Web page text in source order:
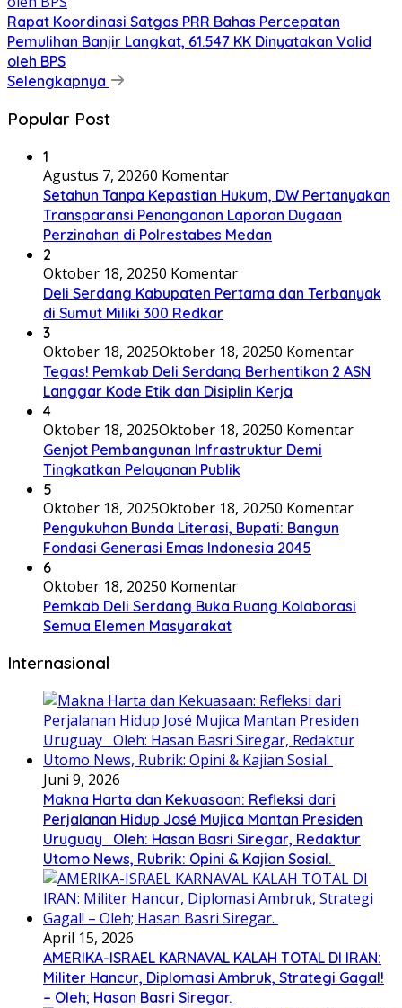
Rapat Koordinasi Satgas PRR Bahas Percepatan
Pemulihan Banjir Langkat, 61.547 KK Dinyatakan Valid
oleh BPS
Selengkapnya
Popular Post
1
Agustus 7, 20260 Komentar
Setahun Tanpa Kepastian Hukum, DW Pertanyakan
Transparansi Penanganan Laporan Dugaan
Perzinahan di Polrestabes Medan
2
Oktober 18, 20250 Komentar
Deli Serdang Kabupaten Pertama dan Terbanyak
di Sumut Miliki 300 Redkar
3
Oktober 18, 2025Oktober 18, 20250 Komentar
Tegas! Pemkab Deli Serdang Berhentikan 2 ASN
Langgar Kode Etik dan Disiplin Kerja
4
Oktober 18, 2025Oktober 18, 20250 Komentar
Genjot Pembangunan Infrastruktur Demi
Tingkatkan Pelayanan Publik
5
Oktober 18, 2025Oktober 18, 20250 Komentar
Pengukuhan Bunda Literasi, Bupati: Bangun
Fondasi Generasi Emas Indonesia 2045
6
Oktober 18, 20250 Komentar
Pemkab Deli Serdang Buka Ruang Kolaborasi
Semua Elemen Masyarakat
Internasional
Juni 9, 2026
Makna Harta dan Kekuasaan: Refleksi dari
Perjalanan Hidup José Mujica Mantan Presiden
Uruguay Oleh: Hasan Basri Siregar, Redaktur
Utomo News, Rubrik: Opini & Kajian Sosial.
April 15, 2026
AMERIKA-ISRAEL KARNAVAL KALAH TOTAL DI IRAN:
Militer Hancur, Diplomasi Ambruk, Strategi Gagal!
– Oleh; Hasan Basri Siregar.